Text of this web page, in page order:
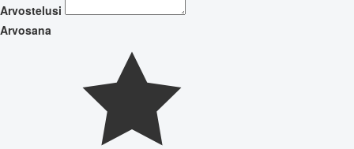
Arvostelusi
Arvosana